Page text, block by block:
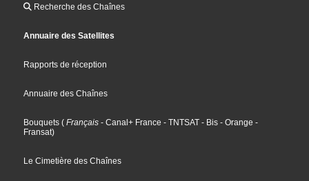
Recherche des Chaînes
Annuaire des Satellites
Rapports de réception
Annuaire des Chaînes
Bouquets ( Français - Canal+ France - TNTSAT - Bis - Orange -
Fransat)
Le Cimetière des Chaînes